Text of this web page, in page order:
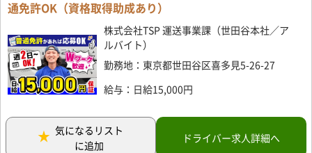
通免許OK（資格取得助成あり）
株式会社TSP 運送事業課（世田谷本社／ア
ルバイト）
勤務地：東京都世田谷区喜多見5-26-27
給与：日給15,000円
気になるリスト
に追加
ドライバー求人詳細へ